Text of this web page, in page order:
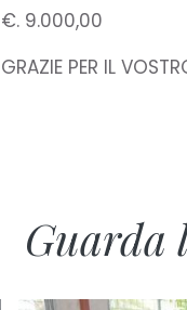
€. 9.000,00
GRAZIE PER IL
Guarda